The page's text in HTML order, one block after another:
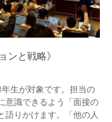
ンと戦略》
生が対象です。担当の
意識できるよう「面接の
語りかけます。「他の人